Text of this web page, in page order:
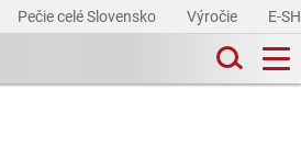
Pečie celé Slovensko Výročie E-